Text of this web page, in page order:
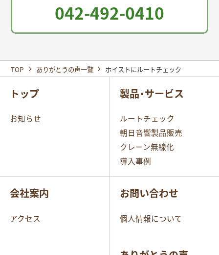
042-492-0410
TOP ありがとうの声一覧 ホイストにルートチェック
トップ
お知らせ
製品・サービス
ルートチェック
朝日音響製品販売
クレーン無線化
導入事例
会社案内
アクセス
お問い合わせ
個人情報について